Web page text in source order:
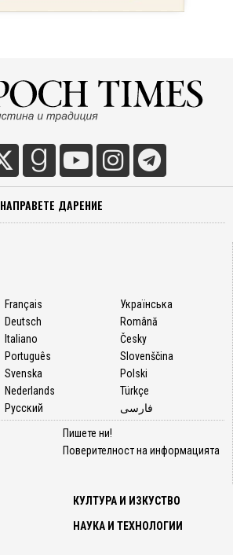
НАПРАВЕТЕ ДАРЕНИЕ
Français
Deutsch
Italiano
Português
Svenska
Nederlands
Русский
Українська
Română
Česky
Slovenščina
Polski
Türkçe
فارسی
Пишете ни!
Поверителност на информацията
КУЛТУРА И ИЗКУСТВО
НАУКА И ТЕХНОЛОГИИ